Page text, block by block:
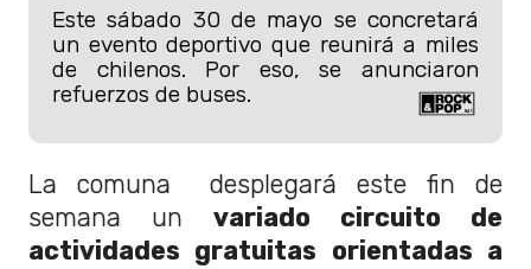
Este sábado 30 de mayo se concretará
un evento deportivo que reunirá a miles
de chilenos. Por eso, se anunciaron
refuerzos de buses.
La comuna desplegará este fin de
semana un variado circuito de
actividades gratuitas orientadas a